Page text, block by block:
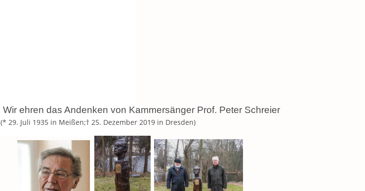
Wir ehren das Andenken von Kammersänger Prof. Peter Schreier
(* 29. Juli 1935 in Meißen;† 25. Dezember 2019 in Dresden)